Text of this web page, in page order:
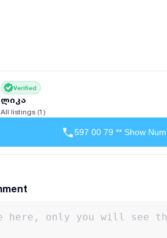
Verified
ლიკა
All listings (1)
597 00 79 ** Show